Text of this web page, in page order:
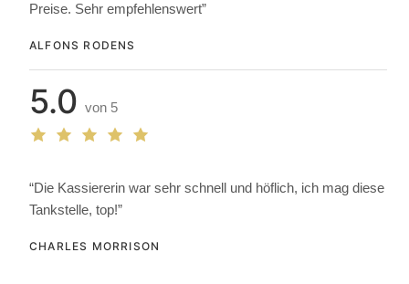
Preise. Sehr empfehlenswert”
ALFONS RODENS
5.0 von 5
“Die Kassiererin war sehr schnell und höflich, ich mag diese
Tankstelle, top!”
CHARLES MORRISON